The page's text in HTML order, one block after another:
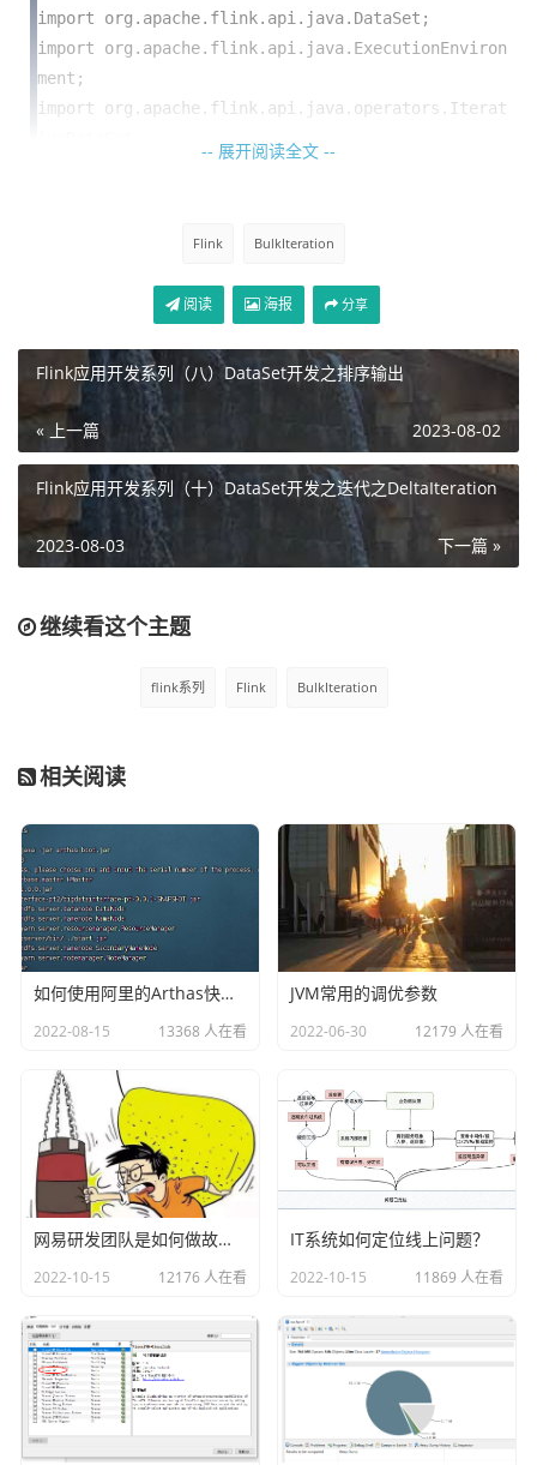
import org.apache.flink.api.java.DataSet;
import org.apache.flink.api.java.ExecutionEnviron
ment;
import org.apache.flink.api.java.operators.Iterat
s  Exception{
final ExecutionEnvironment env = Executio
nEnvironment.getExecutionEnvironment();
// Create initial IterativeDataSet
IterativeDataSet<Integer> initial = env.f
romElements(0).iterate(10000);
DataSet<Integer> iteration = initial.map
(new MapFunction<Integer, Integer>() {
@Override
s Exception {
double y = Math.random();
}
// Iteratively transform the IterativeDat
aSet
DataSet<Integer> count = initial.closeWit
h(iteration);
count.map(new MapFunction<Integer, Double
>() {
@Override
public Double map(Integer count) thro
ws Exception {
return count / (double)10000 * 4;
}
}).print();
env.execute("DataSetBulkIterationJob ca
l Pi");
}
本文的案例是从网上找的示例，主要是体现使用BulkIteratio
n的过程，整个过程如下：
1、给定一个初始的数据集
2、调用调用iterate(int)迭代的DataSet方法，返回一个It
-- 展开阅读全文 --
Flink BulkIteration
阅读 海报 分享
Flink应用开发系列（八）DataSet开发之排序输出
« 上一篇 2023-08-02
Flink应用开发系列（十）DataSet开发之迭代之DeltaIteration
下一篇 »
2023-08-03
继续看这个主题
flink系列 Flink BulkIteration
相关阅读
如何使用阿里的Arthas快速定位正在线上运行的程序问题
2022-08-15 13368 人在看
JVM常用的调优参数
2022-06-30 12179 人在看
网易研发团队是如何做故障演练的？
2022-10-15 12176 人在看
IT系统如何定位线上问题？
2022-10-15 11869 人在看